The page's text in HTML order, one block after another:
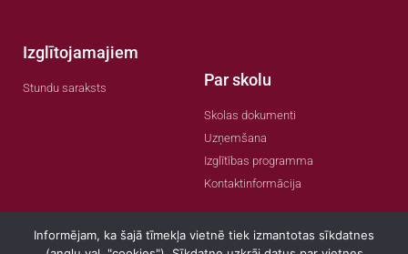
Izglītojamajiem
Stundu saraksts Par skolu
Skolas dokumenti
Uzņemšana
Izglītības programma
Kontaktinformācija
Informējam, ka šajā tīmekļa vietnē tiek izmantotas sīkdatnes